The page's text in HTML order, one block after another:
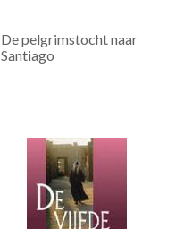
De pelgrimstocht naar
Santiago